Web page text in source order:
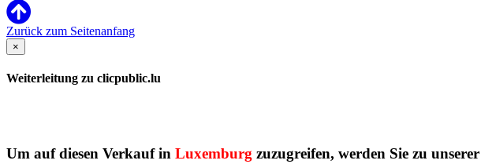
Zurück zum Seitenanfang
×
Weiterleitung zu clicpublic.lu
Um auf diesen Verkauf in Luxemburg zuzugreifen, werden Sie zu